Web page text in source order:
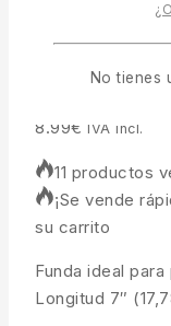
Funda De
8.99€ IVA incl.
11 productos
¡Se vende
su carrito
Funda ideal
Longitud 7″
No tienes